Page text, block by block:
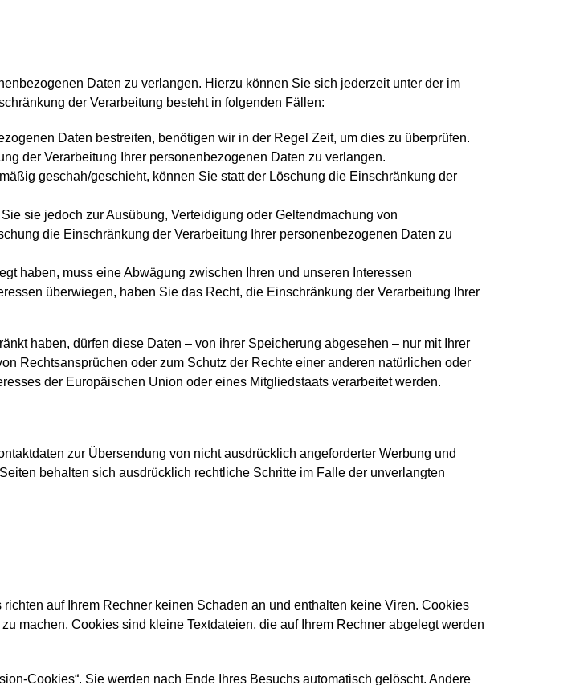
Daten zu verlangen. Hierzu können Sie sich jederzeit unter der im
der Verarbeitung besteht in folgenden Fällen:
Daten bestreiten, benötigen wir in der Regel Zeit, um dies zu überprüfen.
der Verarbeitung Ihrer personenbezogenen Daten zu verlangen.
geschah/geschieht, können Sie statt der Löschung die Einschränkung der
sie jedoch zur Ausübung, Verteidigung oder Geltendmachung von
die Einschränkung der Verarbeitung Ihrer personenbezogenen Daten zu
haben, muss eine Abwägung zwischen Ihren und unseren Interessen
überwiegen, haben Sie das Recht, die Einschränkung der Verarbeitung Ihrer
haben, dürfen diese Daten – von ihrer Speicherung abgesehen – nur mit Ihrer
Rechtsansprüchen oder zum Schutz der Rechte einer anderen natürlichen oder
der Europäischen Union oder eines Mitgliedstaats verarbeitet werden.
zur Übersendung von nicht ausdrücklich angeforderter Werbung und
behalten sich ausdrücklich rechtliche Schritte im Falle der unverlangten
auf Ihrem Rechner keinen Schaden an und enthalten keine Viren. Cookies
machen. Cookies sind kleine Textdateien, die auf Ihrem Rechner abgelegt werden
Cookies“. Sie werden nach Ende Ihres Besuchs automatisch gelöscht. Andere